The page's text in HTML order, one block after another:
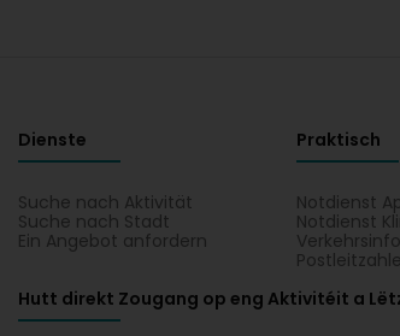
Dienste
Suche nach Aktivität
Suche nach Stadt
Ein Angebot anfordern
Praktisch
Notdienst
Notdienst
Hutt direkt Zougang op eng Aktivitéit a